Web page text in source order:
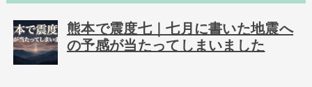
熊本で震度七｜七月に書いた地震へ
の予感が当たってしまいました